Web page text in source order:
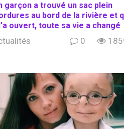
garçon a trouvé un sac plein
au bord de la rivière et
ouvert, toute sa vie a changé
0